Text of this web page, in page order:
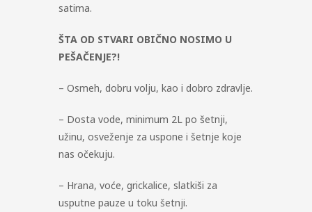
satima.
ŠTA OD STVARI OBIČNO NOSIMO U
PEŠAČENJE?!
– Osmeh, dobru volju, kao i dobro zdravlje.
– Dosta vode, minimum 2L po šetnji,
užinu, osveženje za uspone i šetnje koje
nas očekuju.
– Hrana, voće, grickalice, slatkiši za
usputne pauze u toku šetnji.